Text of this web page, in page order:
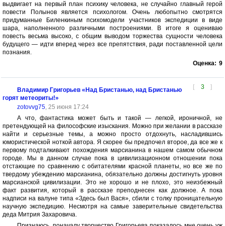
выдвигает на первый план психику человека, не случайно главный герой
повести Полынов является психологом. Очень любопытно смотрятся
придуманные Биленкиным психомодели участников экспедиции в виде
шара, наполненного различными построениями. В итоге я оцениваю
повесть весьма высоко, с общим выводом торжества сущности человека
будущего — идти вперед через все препятствия, ради поставленной цели
познания.
Оценка: 9
[ 3 ]
Владимир Григорьев «Над Бристанью, над Бристанью
горят метеориты!»
zotovvg75, 25 июня 17:24
А что, фантастика может быть и такой — легкой, ироничной, не
претендующей на философские изыскания. Можно при желании в рассказе
найти и серьезные темы, а можно просто отдохнуть, насладившись
юмористической ноткой автора. Я скорее бы предпочел второе, да все же к
первому подталкивают похождения марсианина в нашем самом обычном
городе. Мы в данном случае пока в цивилизационном отношении пока
отстающие по сравнению с обитателями красной планеты, но все же по
твердому убеждению марсианина, обязательно должны достигнуть уровня
марсианской цивилизации. Это не хорошо и не плохо, это неизбежный
факт развития, который в рассказе преподнесен как должное. А пока
надписи на валуне типа «Здесь был Вася», сбили с толку проницательную
научную экспедицию. Несмотря на самые заверительные свидетельства
деда Митрия Захаровича.